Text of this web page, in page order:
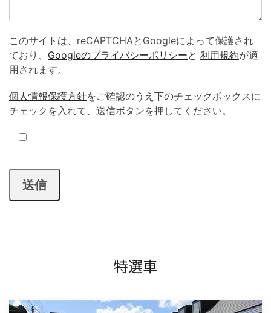
このサイトは、reCAPTCHAとGoogleによって保護され
ており、 Googleのプライバシーポリシーと 利用規約が適
用されます。
個人情報保護方針をご確認のうえ下のチェックボックスに
チェックを入れて、送信ボタンを押してください。
特選車